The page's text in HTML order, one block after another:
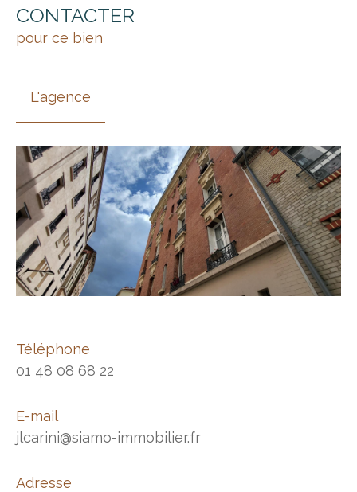
CONTACTER
pour ce bien
L'agence
Téléphone
01 48 08 68 22
E-mail
jlcarini@siamo-immobilier.fr
Adresse